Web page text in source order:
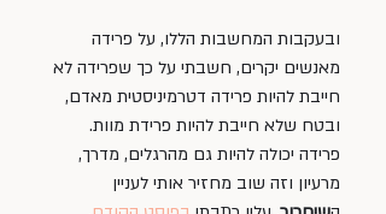
ובעקבות המחשבות הללו, על פרידה
מאנשים יקרים, חשבתי על כך שפרידה לא
חייבת להיות פרידה דטרמיניסטית מאדם,
ובטח שלא חייבת להיות פרידת מוות.
פרידה יכולה להיות גם מהרגלים, מדרך,
מרעיון וזה שוב מחזיר אותי לעניין